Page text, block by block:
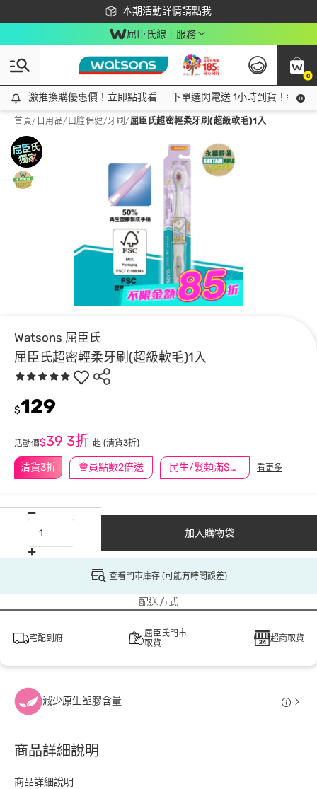
本期活動詳情請點我
下載app最高回饋$350
屈臣氏線上服務
0
激推換購優惠價！立即點我看
激推換購優惠價！立即點我看 下單選閃電送 1小時到貨！領神
首頁/ 日用品/ 口腔保健/牙刷 /屈臣氏超密輕柔牙刷(超級軟毛)1入
Watsons 屈臣氏
屈臣氏超密輕柔牙刷(超級軟毛)1入
清貨3折 會員點數2倍送 民生/髮類滿$388送舒潔冰巾 看更多
$129
活動價$39 3折 起 (清貨3折)
加入購物袋
查看門市庫存 (可能有時間誤差)
配送方式
宅配到府
屈臣氏門市
取貨
超商取貨
減少原生塑膠含量
商品詳細說明
商品詳細說明